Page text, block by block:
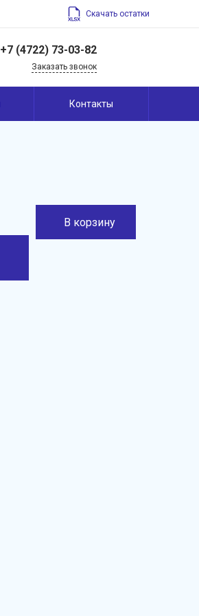
Скачать остатки
+7 (4722) 73-03-82
Заказать звонок
Контакты
В корзину